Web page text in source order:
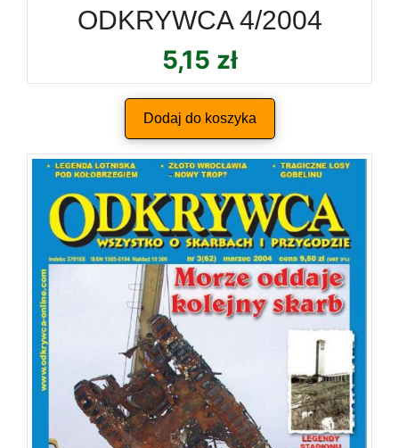
ODKRYWCA 4/2004
5,15 zł
Dodaj do koszyka